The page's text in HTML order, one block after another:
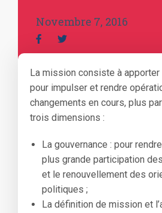
Novembre 7, 2016
La mission consiste à apporter
pour impulser et rendre
changements en cours, plus
trois dimensions :
La gouvernance : pour
plus grande participation
et le renouvellement des
politiques ;
La définition de mission et